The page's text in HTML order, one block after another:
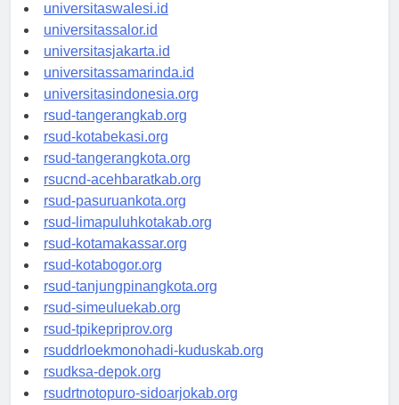
universitaswalesi.id
universitassalor.id
universitasjakarta.id
universitassamarinda.id
universitasindonesia.org
rsud-tangerangkab.org
rsud-kotabekasi.org
rsud-tangerangkota.org
rsucnd-acehbaratkab.org
rsud-pasuruankota.org
rsud-limapuluhkotakab.org
rsud-kotamakassar.org
rsud-kotabogor.org
rsud-tanjungpinangkota.org
rsud-simeuluekab.org
rsud-tpikepriprov.org
rsuddrloekmonohadi-kuduskab.org
rsudksa-depok.org
rsudrtnotopuro-sidoarjokab.org